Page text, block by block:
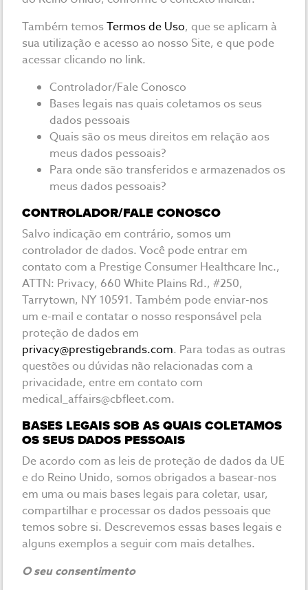
Também temosTermos de Uso, que se aplicam à
sua utilização e acesso ao nosso Site, e que pode
acessar clicando no link.
Controlador/Fale Conosco
Bases legais nas quais coletamos os seus
dados pessoais
Quais são os meus direitos em relação aos
meus dados pessoais?
Para onde são transferidos e armazenados os
meus dados pessoais?
CONTROLADOR/FALE CONOSCO
Salvo indicação em contrário, somos um
controlador de dados. Você pode entrar em
contato com a Prestige Consumer Healthcare Inc.,
ATTN: Privacy, 660 White Plains Rd., #250,
Tarrytown, NY 10591. Também pode enviar-nos
um e-mail e contatar o nosso responsável pela
proteção de dados em
privacy@prestigebrands.com. Para todas as outras
questões ou dúvidas não relacionadas com a
privacidade, entre em contato com
medical_affairs@cbfleet.com.
BASES LEGAIS SOB AS QUAIS COLETAMOS
OS SEUS DADOS PESSOAIS
De acordo com as leis de proteção de dados da UE
e do Reino Unido, somos obrigados a basear-nos
em uma ou mais bases legais para coletar, usar,
compartilhar e processar os dados pessoais que
temos sobre si. Descrevemos essas bases legais e
alguns exemplos a seguir com mais detalhes.
O seu consentimento